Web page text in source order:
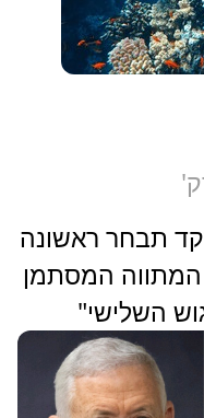
תבחר ראשונה
המסתמן
השלישי"